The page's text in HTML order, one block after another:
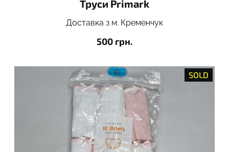
Труси Primark
Доставка з м. Кременчук
500 грн.
SOLD